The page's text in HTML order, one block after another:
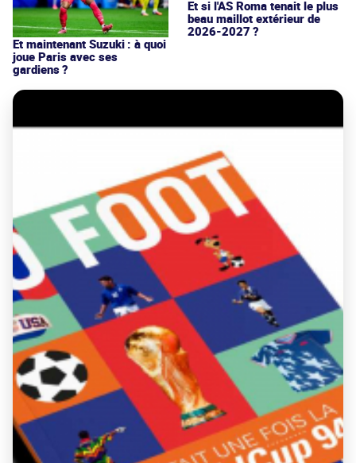
Et maintenant Suzuki : à quoi
joue Paris avec ses
gardiens ?
Et si l'AS Roma tenait le plus
beau maillot extérieur de
2026-2027 ?